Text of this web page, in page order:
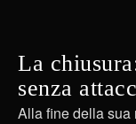
La
senza
Alla fine della sua